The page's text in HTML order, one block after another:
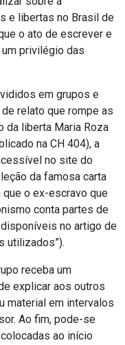
e libertas no Brasil de
o ato de escrever e
privilégio das
em grupos e
relato que rompe as
da liberta Maria Roza
na CH 404), a
no site do
da famosa carta
que o ex-escravo que
conta partes de
no artigo de
utilizados”).
receba um
explicar aos outros
material em intervalos
Ao fim, pode-se
ao início